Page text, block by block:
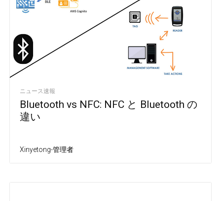
ニュース速報
Bluetooth vs NFC: NFC と Bluetooth の
違い
Xinyetong-管理者